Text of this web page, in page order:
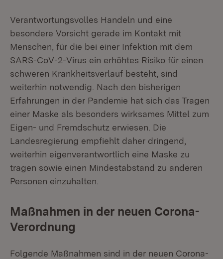
Verantwortungsvolles Handeln und eine
besondere Vorsicht gerade im Kontakt mit
Menschen, für die bei einer Infektion mit dem
SARS-CoV-2-Virus ein erhöhtes Risiko für einen
schweren Krankheitsverlauf besteht, sind
weiterhin notwendig. Nach den bisherigen
Erfahrungen in der Pandemie hat sich das Tragen
einer Maske als besonders wirksames Mittel zum
Eigen- und Fremdschutz erwiesen. Die
Landesregierung empfiehlt daher dringend,
weiterhin eigenverantwortlich eine Maske zu
tragen sowie einen Mindestabstand zu anderen
Personen einzuhalten.
Maßnahmen in der neuen Corona-
Verordnung
Folgende Maßnahmen sind in der neuen Corona-